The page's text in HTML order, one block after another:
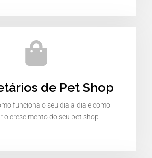
de Pet Shop
funciona o seu dia a dia e como
o crescimento do seu pet shop